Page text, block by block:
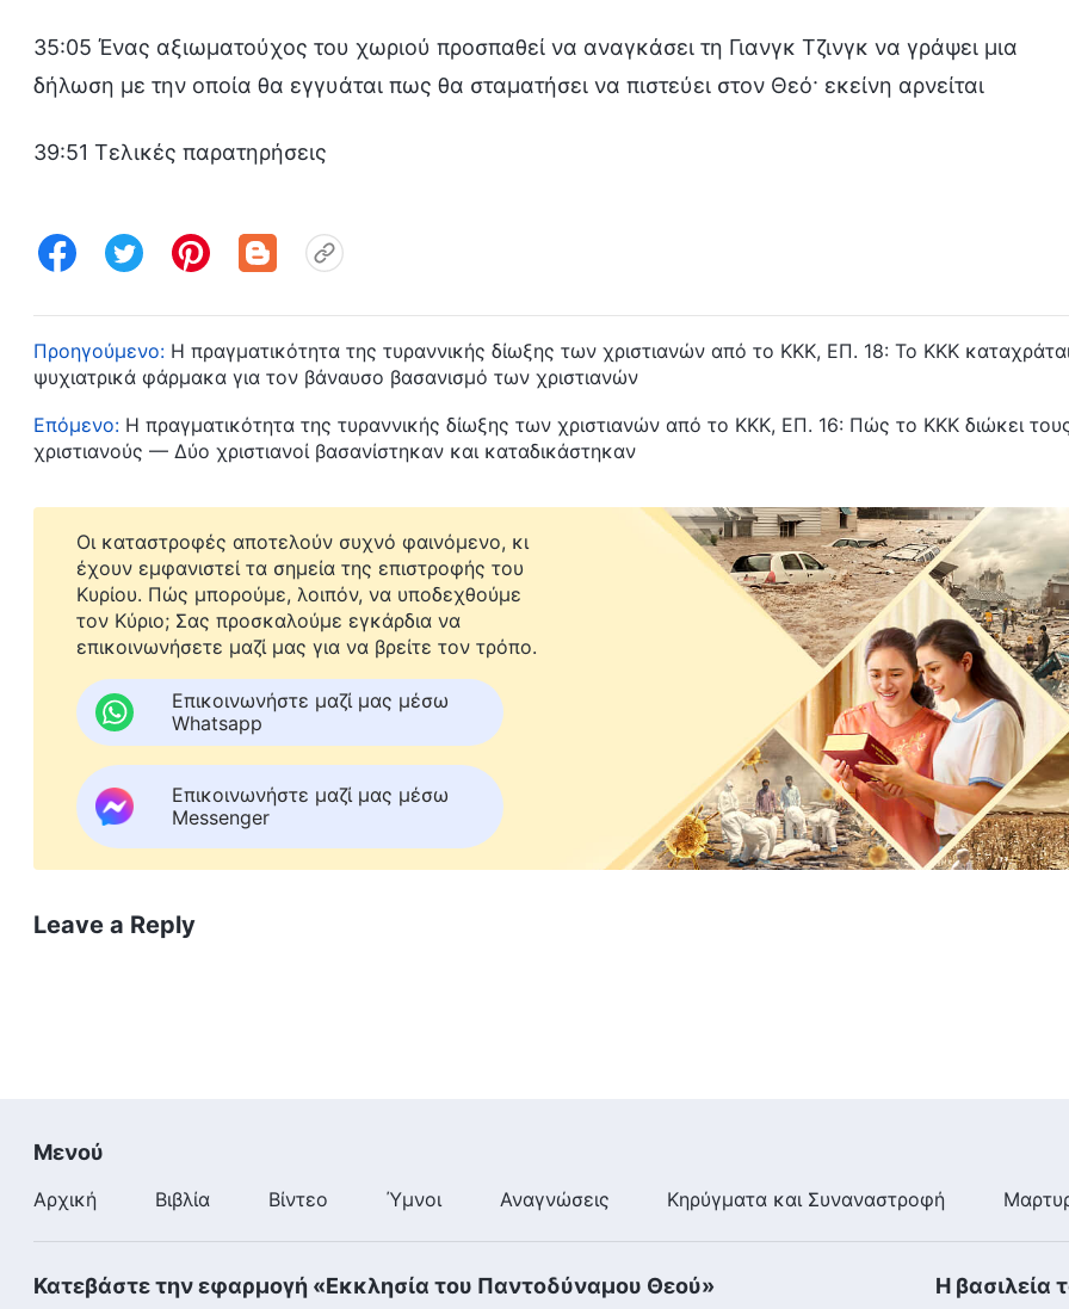
35:05 Ένας αξιωματούχος του χωριού προσπαθεί να αναγκάσει τη Γιανγκ Τζινγκ να γράψει μια
δήλωση με την οποία θα εγγυάται πως θα σταματήσει να πιστεύει στον Θεό· εκείνη αρνείται
39:51 Τελικές παρατηρήσεις
Προηγούμενο: Η πραγματικότητα της τυραννικής δίωξης των χριστιανών από το ΚΚΚ, ΕΠ. 18: Το ΚΚΚ
ψυχιατρικά φάρμακα για τον βάναυσο βασανισμό των χριστιανών
Επόμενο: Η πραγματικότητα της τυραννικής δίωξης των χριστιανών από το ΚΚΚ, ΕΠ. 16: Πώς το ΚΚΚ διώκει
χριστιανούς — Δύο χριστιανοί βασανίστηκαν και καταδικάστηκαν
Οι καταστροφές αποτελούν συχνό φαινόμενο, κι
έχουν εμφανιστεί τα σημεία της επιστροφής του
Κυρίου. Πώς μπορούμε, λοιπόν, να υποδεχθούμε
τον Κύριο; Σας προσκαλούμε εγκάρδια να
επικοινωνήσετε μαζί μας για να βρείτε τον τρόπο.
Επικοινωνήστε μαζί μας μέσω
Whatsapp
Επικοινωνήστε μαζί μας μέσω
Messenger
Leave a Reply
Μενού
Αρχική Βιβλία Βίντεο Ύμνοι Αναγνώσεις Κηρύγματα και Συναναστροφή
Κατεβάστε την εφαρμογή «Εκκλησία του Παντοδύναμου Θεού» Η βασιλεία